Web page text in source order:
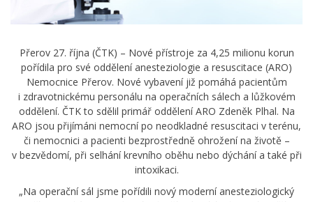
Přerov 27. října (ČTK) – Nové přístroje za 4,25 milionu korun
pořídila pro své oddělení anesteziologie a resuscitace (ARO)
Nemocnice Přerov. Nové vybavení již pomáhá pacientům
i zdravotnickému personálu na operačních sálech a lůžkovém
oddělení. ČTK to sdělil primář oddělení ARO Zdeněk Plhal. Na
ARO jsou přijímáni nemocní po neodkladné resuscitaci v terénu,
či nemocnici a pacienti bezprostředně ohrožení na životě –
v bezvědomí, při selhání krevního oběhu nebo dýchání a také při
intoxikaci.
„Na operační sál jsme pořídili nový moderní anesteziologický